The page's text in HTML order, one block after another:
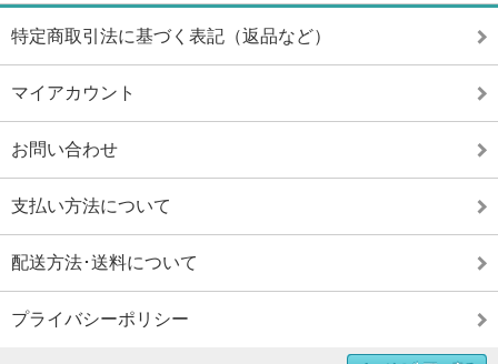
特定商取引法に基づく表記（返品など）
マイアカウント
お問い合わせ
支払い方法について
配送方法･送料について
プライバシーポリシー